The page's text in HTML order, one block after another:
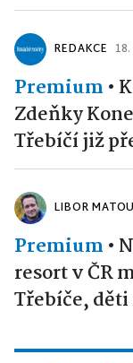
REDAKCE
Premium •
Zdeňky
Třebíčí již
LIBOR
Premium •
resort v ČR
Třebíče,